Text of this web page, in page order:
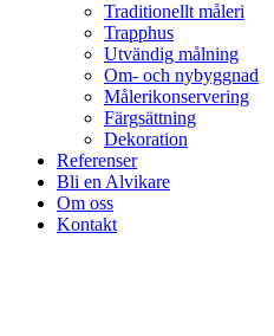
Traditionellt måleri
Trapphus
Utvändig målning
Om- och nybyggnad
Målerikonservering
Färgsättning
Dekoration
Referenser
Bli en Alvikare
Om oss
Kontakt